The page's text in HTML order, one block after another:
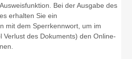
Bei der Ausgabe des
erhalten Sie ein
mit dem Sperrkennwort, um im
Verlust des Dokuments) den Online-
.